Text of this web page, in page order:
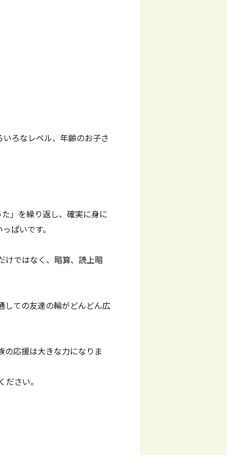
ろなレベル、年齢のお子さ
」を繰り返し、確実に身に
ぱいです。
けではなく、暗算、読上暗
しての友達の輪がどんどん広
の応援は大きな力になりま
さい。